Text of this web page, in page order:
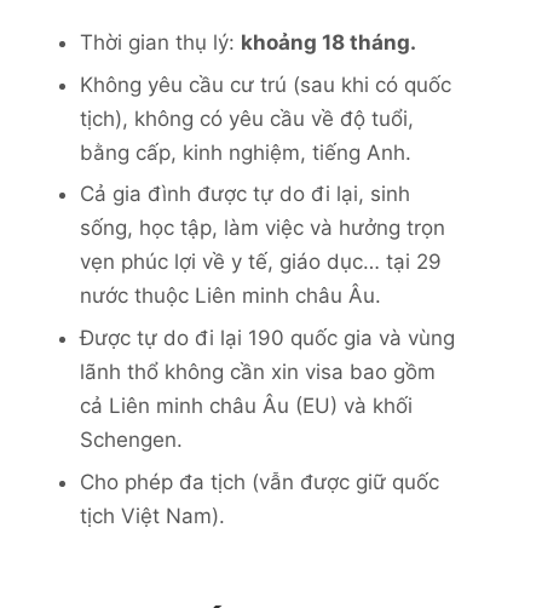
Thời gian thụ lý: khoảng 18 tháng.
Không yêu cầu cư trú (sau khi có quốc
tịch), không có yêu cầu về độ tuổi,
bằng cấp, kinh nghiệm, tiếng Anh.
Cả gia đình được tự do đi lại, sinh
sống, học tập, làm việc và hưởng trọn
vẹn phúc lợi về y tế, giáo dục… tại 29
nước thuộc Liên minh châu Âu.
Được tự do đi lại 190 quốc gia và vùng
lãnh thổ không cần xin visa bao gồm
cả Liên minh châu Âu (EU) và khối
Schengen.
Cho phép đa tịch (vẫn được giữ quốc
tịch Việt Nam).